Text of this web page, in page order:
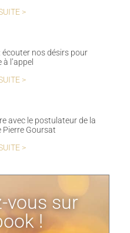
>
écouter nos désirs pour
l’appel
>
avec le postulateur de la
Pierre Goursat
>
vous sur
!